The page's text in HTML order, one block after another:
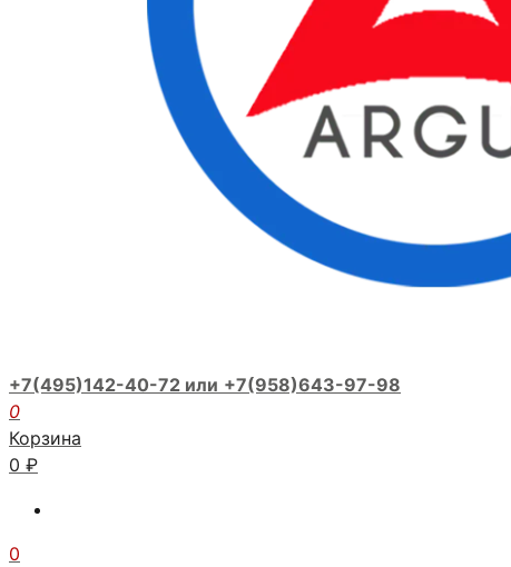
+7(495)142-40-72 или +7(958)643-97-98
0
Корзина
0 ₽
0